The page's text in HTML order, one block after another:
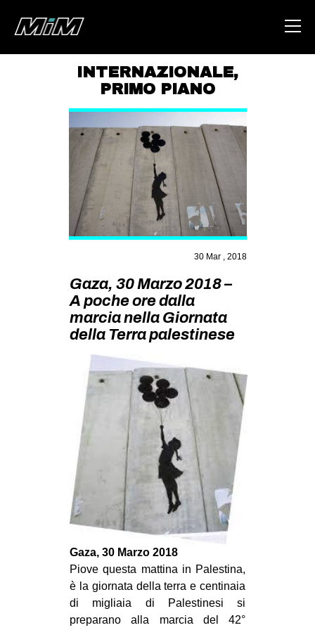
HOME
AREA
DEGENERAZIONE
GAZA FREESTYLE
CSOA LAMBRETTA
ZAM
MILANO
SPAZI
SPORT POPOLARE
MOVIMENTI
AMBIENTE
ANTIFASCISMO
DIRITTO ALL’ABITARE
GENERI
PRECARIATO
REPRESSIONE
STUDENTI
INTERNAZIONALE,
PRIMO PIANO
30 Mar , 2018
Gaza, 30 Marzo 2018 –
A poche ore dalla
marcia nella Giornata
della Terra palestinese
Gaza, 30 Marzo 2018
Piove questa mattina in Palestina,
è la giornata della terra e centinaia
di migliaia di Palestinesi si
preparano alla marcia del 42°